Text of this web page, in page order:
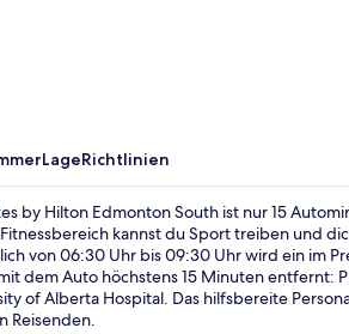
LageRichtlinien
by Hilton Edmonton South ist nur 15
kannst du Sport treiben und
von 06:30 Uhr bis 09:30 Uhr wird ein im
dem Auto höchstens 15 Minuten entfernt:
of Alberta Hospital. Das hilfsbereite
Reisenden.